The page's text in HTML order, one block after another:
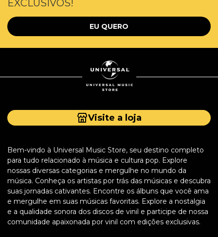
EXCLUSIVOS!
EU QUERO
Visite a loja
Bem-vindo à Universal Music Store, seu destino completo
para tudo relacionado à música e cultura pop. Explore
nossas diversas categorias e mergulhe no mundo da
música. Conheça os artistas por trás das músicas e descubra
suas jornadas cativantes. Encontre os álbuns que você ama
e mergulhe em suas músicas favoritas. Explore a nostalgia
e a qualidade sonora dos discos de vinil e participe de nossa
comunidade apaixonada por vinil com edições exclusivas.